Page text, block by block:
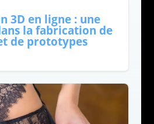
3D en ligne : une
la fabrication de
de prototypes